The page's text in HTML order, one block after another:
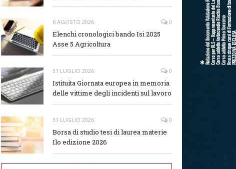
6 AGOSTO 2026 0
Elenchi cronologici bando Isi 2025
Asse 5 Agricoltura
31 LUGLIO 2026 0
Istituita Giornata europea in memoria
delle vittime degli incidenti sul lavoro
31 LUGLIO 2026 0
Borsa di studio tesi di laurea materie
Ilo edizione 2026